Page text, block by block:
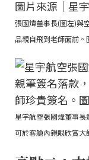
張國煒董事長(圖左)與
品親自飛到老師面前
星宇航空張國煒董事
可於客艙內親眼欣賞